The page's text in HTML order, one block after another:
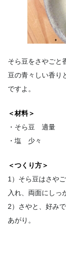
そら豆をさやごと
豆の青々しい香り
ですよ。
＜材料＞
・そら豆 適量
・塩 少々
＜つくり方＞
1）そら豆はさや
入れ、両面にしっ
2）さやと、好み
あがり。